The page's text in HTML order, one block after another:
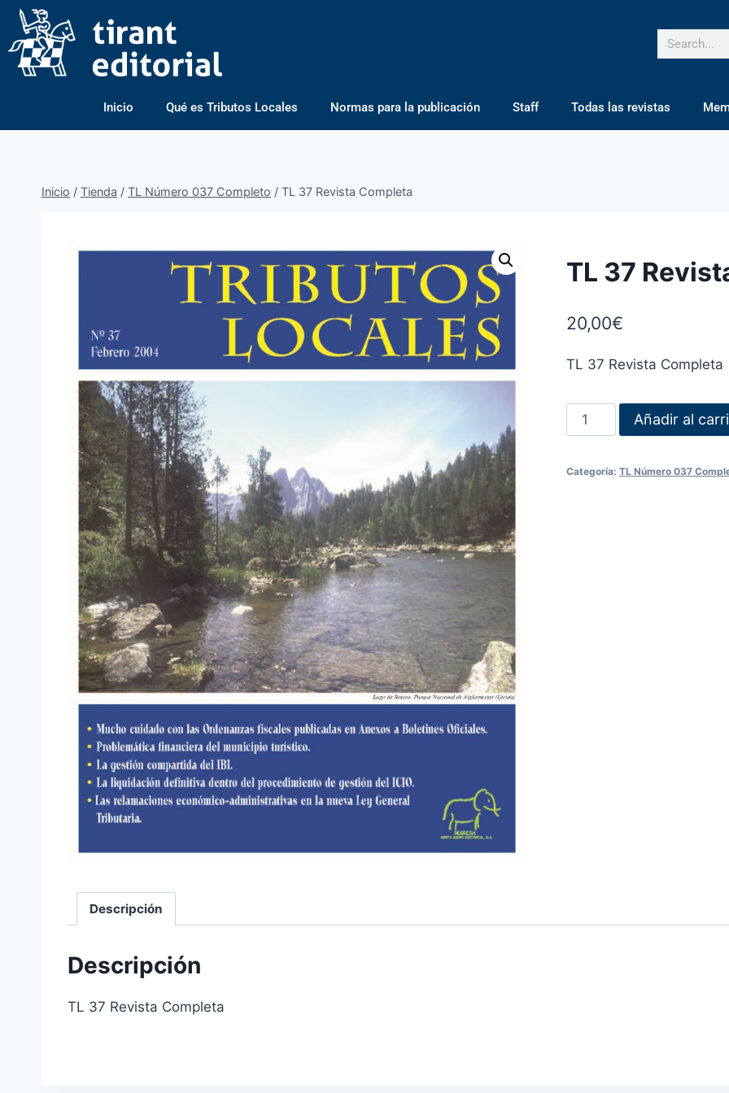
Inicio Qué es Tributos Locales Normas para la publicación Staff Todas las revistas
Inicio / Tienda / TL Número 037 Completo / TL 37 Revista Completa
TL 37
20,00€
TL 37 Revista Completa
Añadir al
Categoría: TL Número 037
Descripción
Descripción
TL 37 Revista Completa